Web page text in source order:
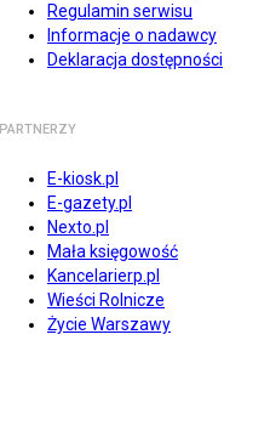
Regulamin serwisu
Informacje o nadawcy
Deklaracja dostępności
PARTNERZY
E-kiosk.pl
E-gazety.pl
Nexto.pl
Mała księgowość
Kancelarierp.pl
Wieści Rolnicze
Życie Warszawy